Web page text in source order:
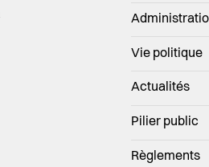
Vie politique
Actualités
Pilier public
Règlements